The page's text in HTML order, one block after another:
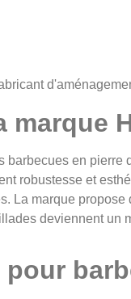
marque
barbecues en
robustesse et
La marque
deviennent un